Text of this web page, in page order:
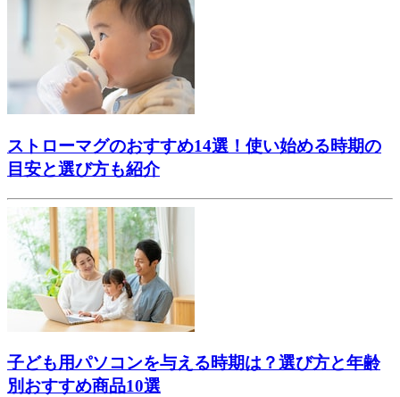
ストローマグのおすすめ14選！使い始める時期の
目安と選び方も紹介
子ども用パソコンを与える時期は？選び方と年齢
別おすすめ商品10選